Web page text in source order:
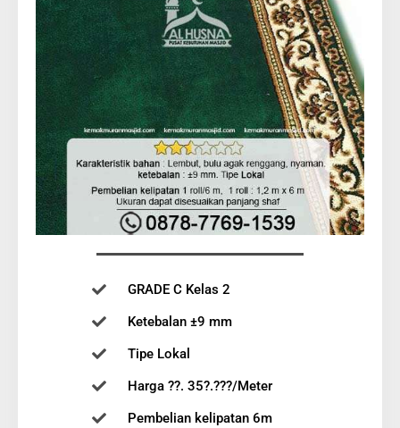
GRADE C Kelas 2
Ketebalan ±9 mm
Tipe Lokal
Harga ??. 35?.???/Meter
Pembelian kelipatan 6m